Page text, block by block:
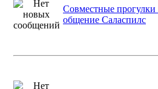
Совместные прогулки
общение Саласпилс